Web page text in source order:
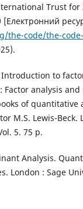
Trust for
the-code/the-
Introduction to
Factor analysis
of quantitative
M.S. Lewis-Beck.
5. 75 р.
Analysis.
London : Sage